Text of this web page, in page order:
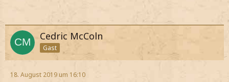
Cedric McColn
Gast
18. August 2019 um 16:10